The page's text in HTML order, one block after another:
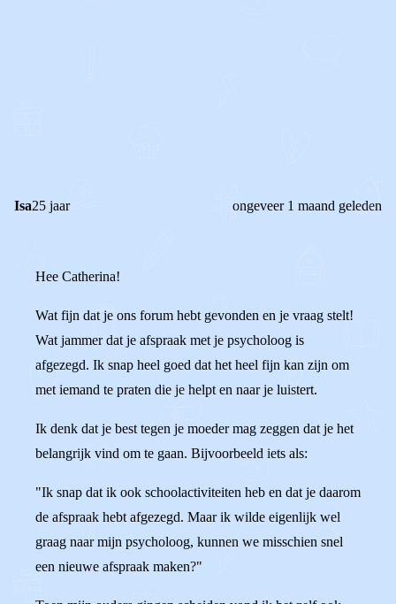
Isa25 jaar ongeveer 1 maand geleden
Hee Catherina!
Wat fijn dat je ons forum hebt gevonden en je vraag stelt!
Wat jammer dat je afspraak met je psycholoog is
afgezegd. Ik snap heel goed dat het heel fijn kan zijn om
met iemand te praten die je helpt en naar je luistert.
Ik denk dat je best tegen je moeder mag zeggen dat je het
belangrijk vind om te gaan. Bijvoorbeeld iets als:
"Ik snap dat ik ook schoolactiviteiten heb en dat je daarom
de afspraak hebt afgezegd. Maar ik wilde eigenlijk wel
graag naar mijn psycholoog, kunnen we misschien snel
een nieuwe afspraak maken?"